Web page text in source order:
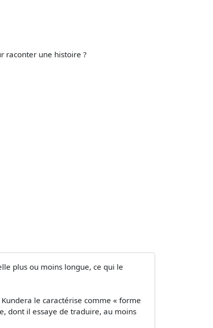
raconter une histoire ?
plus ou moins longue, ce qui le
le caractérise comme « forme
dont il essaye de traduire, au moins